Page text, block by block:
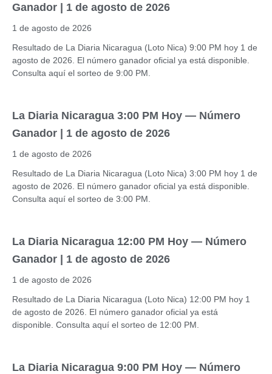
Ganador | 1 de agosto de 2026
1 de agosto de 2026
Resultado de La Diaria Nicaragua (Loto Nica) 9:00 PM hoy 1 de
agosto de 2026. El número ganador oficial ya está disponible.
Consulta aquí el sorteo de 9:00 PM.
La Diaria Nicaragua 3:00 PM Hoy — Número
Ganador | 1 de agosto de 2026
1 de agosto de 2026
Resultado de La Diaria Nicaragua (Loto Nica) 3:00 PM hoy 1 de
agosto de 2026. El número ganador oficial ya está disponible.
Consulta aquí el sorteo de 3:00 PM.
La Diaria Nicaragua 12:00 PM Hoy — Número
Ganador | 1 de agosto de 2026
1 de agosto de 2026
Resultado de La Diaria Nicaragua (Loto Nica) 12:00 PM hoy 1
de agosto de 2026. El número ganador oficial ya está
disponible. Consulta aquí el sorteo de 12:00 PM.
La Diaria Nicaragua 9:00 PM Hoy — Número